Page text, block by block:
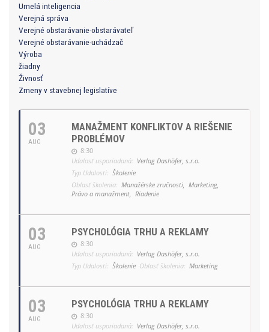
Umelá inteligencia
Verejná správa
Verejné obstarávanie-obstarávateľ
Verejné obstarávanie-uchádzač
Výroba
žiadny
Živnosť
Zmeny v stavebnej legislatíve
03
AUG
MANAŽMENT KONFLIKTOV A RIEŠENIE
PROBLÉMOV
8:30
Udalosť usporiadaná: Verlag Dashöfer, s.r.o.
Typ Udalosti: Školenie
Oblasť školenia: Manažérske zručnosti, Marketing,
Právo a manažment, Riadenie
03
AUG
PSYCHOLÓGIA TRHU A REKLAMY
8:30
Udalosť usporiadaná: Verlag Dashöfer, s.r.o.
Typ Udalosti: Školenie Oblasť školenia: Marketing
03
AUG
PSYCHOLÓGIA TRHU A REKLAMY
8:30
Udalosť usporiadaná: Verlag Dashöfer, s.r.o.